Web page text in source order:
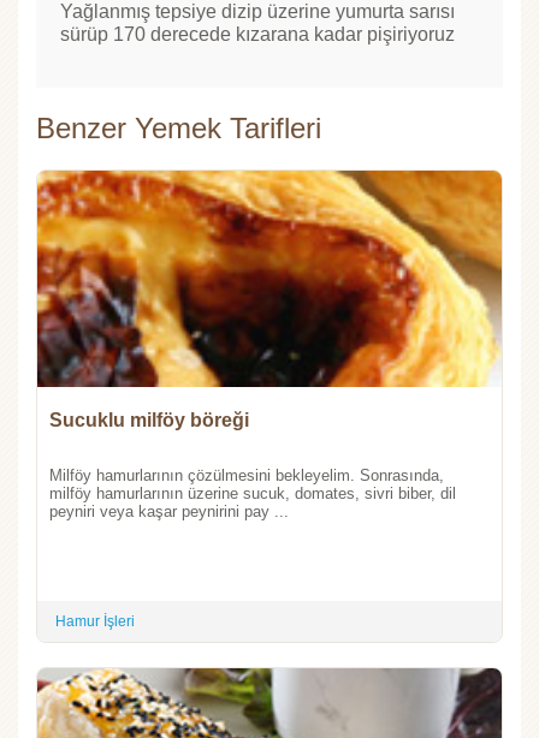
Yağlanmış tepsiye dizip üzerine yumurta sarısı
sürüp 170 derecede kızarana kadar pişiriyoruz
Benzer Yemek Tarifleri
Sucuklu milföy böreği
Milföy hamurlarının çözülmesini bekleyelim. Sonrasında,
milföy hamurlarının üzerine sucuk, domates, sivri biber, dil
peyniri veya kaşar peynirini pay ...
Hamur İşleri